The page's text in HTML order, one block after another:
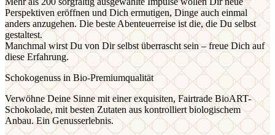
Perspektiven eröffnen und Dich ermutigen, Dinge auch einmal
anders anzugehen. Die beste Abenteuerreise ist die, die Du selbst
gestaltest.
Manchmal wirst Du von Dir selbst überrascht sein – freue Dich auf
diese Erfahrung.
Schokogenuss in Bio-Premiumqualität
Verwöhne Deine Sinne mit einer exquisiten, Fairtrade BioART-
Schokolade, mit besten Zutaten aus kontrolliert biologischem
Anbau. Ein Genusserlebnis.